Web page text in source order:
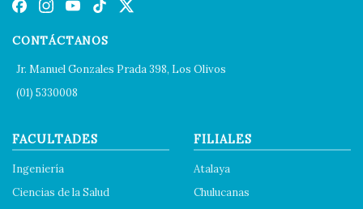
CONTÁCTANOS
Jr. Manuel Gonzales Prada 398, Los Olivos
(01) 5330008
FACULTADES
Ingeniería
Ciencias de la Salud
FILIALES
Atalaya
Chulucanas